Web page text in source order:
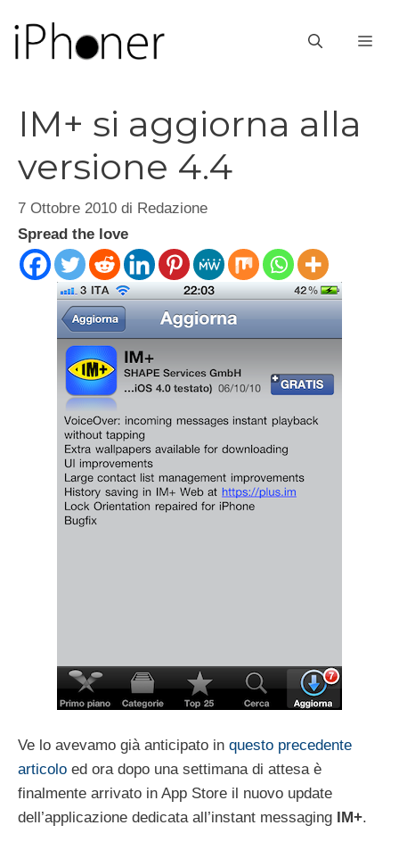
contenuto
IM+ si aggiorna alla
versione 4.4
7 Ottobre 2010 di Redazione
Spread the love
Ve lo avevamo già anticipato in questo precedente
articolo ed ora dopo una settimana di attesa è
finalmente arrivato in App Store il nuovo update
dell’applicazione dedicata all’instant messaging IM+.